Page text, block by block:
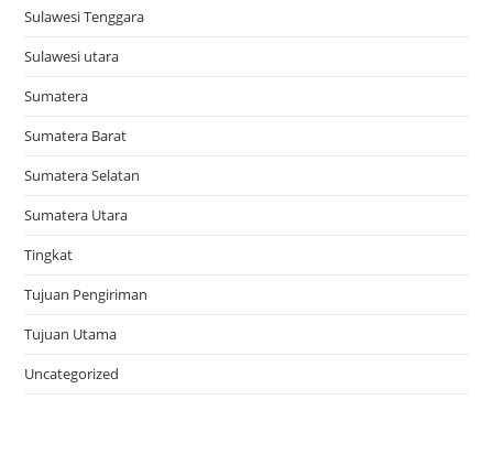
Sulawesi Tenggara
Sulawesi utara
Sumatera
Sumatera Barat
Sumatera Selatan
Sumatera Utara
Tingkat
Tujuan Pengiriman
Tujuan Utama
Uncategorized